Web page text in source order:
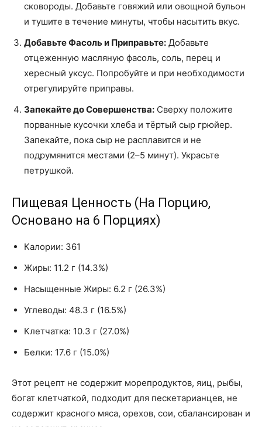
сковороды. Добавьте говяжий или овощной бульон
и тушите в течение минуты, чтобы насытить вкус.
Добавьте Фасоль и Приправьте: Добавьте
отцеженную масляную фасоль, соль, перец и
хересный уксус. Попробуйте и при необходимости
отрегулируйте приправы.
Запекайте до Совершенства: Сверху положите
порванные кусочки хлеба и тёртый сыр грюйер.
Запекайте, пока сыр не расплавится и не
подрумянится местами (2–5 минут). Украсьте
петрушкой.
Пищевая Ценность (На Порцию,
Основано на 6 Порциях)
Калории: 361
Жиры: 11.2 г (14.3%)
Насыщенные Жиры: 6.2 г (26.3%)
Углеводы: 48.3 г (16.5%)
Клетчатка: 10.3 г (27.0%)
Белки: 17.6 г (15.0%)
Этот рецепт не содержит морепродуктов, яиц, рыбы,
богат клетчаткой, подходит для пескетарианцев, не
содержит красного мяса, орехов, сои, сбалансирован и